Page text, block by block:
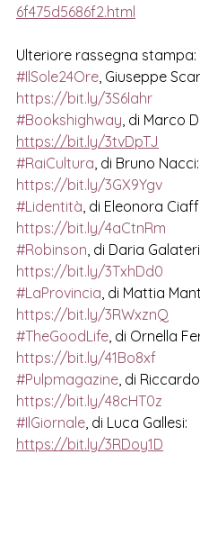
6f475d5686f2.html
Ulteriore rassegna stampa:
#IlSole24Ore, Giuseppe
https://bit.ly/3S6lahr
#Bookshighway, di Marco
https://bit.ly/3tvDpTJ
#RaiCultura, di Bruno Nacci:
https://bit.ly/3GX9Ygv
#Lidentità, di Eleonora
https://bit.ly/4aCtnRm
#Robinson, di Daria
https://bit.ly/3TxhDd0
#LaProvincia, di Mattia
https://bit.ly/3RWxznQ
#TheGoodLife, di Ornella
https://bit.ly/41Bo8xf
#Pulpmagazine, di
https://bit.ly/48cHT0z
#IlGiornale, di Luca Gallesi:
https://bit.ly/3RDoy1D